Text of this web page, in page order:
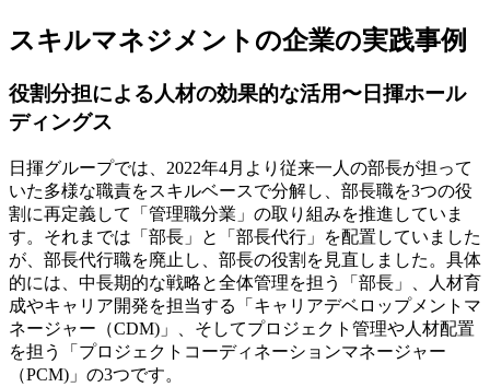
スキルマネジメントの企業の実践事例
役割分担による人材の効果的な活用〜日揮ホール
ディングス
日揮グループでは、2022年4月より従来一人の部長が担って
いた多様な職責をスキルベースで分解し、部長職を3つの役
割に再定義して「管理職分業」の取り組みを推進していま
す。それまでは「部長」と「部長代行」を配置していました
が、部長代行職を廃止し、部長の役割を見直しました。具体
的には、中長期的な戦略と全体管理を担う「部長」、人材育
成やキャリア開発を担当する「キャリアデベロップメントマ
ネージャー（CDM)」、そしてプロジェクト管理や人材配置
を担う「プロジェクトコーディネーションマネージャー
（PCM)」の3つです。